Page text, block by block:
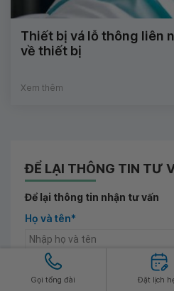
Thiết bị vá lỗ thông liên
về thiết bị
Xem thêm
ĐỂ LẠI THÔNG TIN TƯ
Để lại thông tin nhận tư vấn
Họ và tên*
Số điện thoại*
Gọi tổng đài Đặt lịch